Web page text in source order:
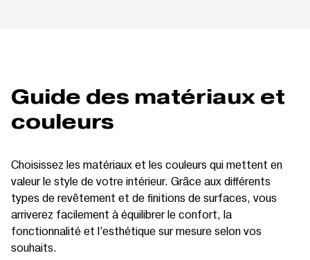
Guide des matériaux et
couleurs
Choisissez les matériaux et les couleurs qui mettent en
valeur le style de votre intérieur. Grâce aux différents
types de revêtement et de finitions de surfaces, vous
arriverez facilement à équilibrer le confort, la
fonctionnalité et l’esthétique sur mesure selon vos
souhaits.